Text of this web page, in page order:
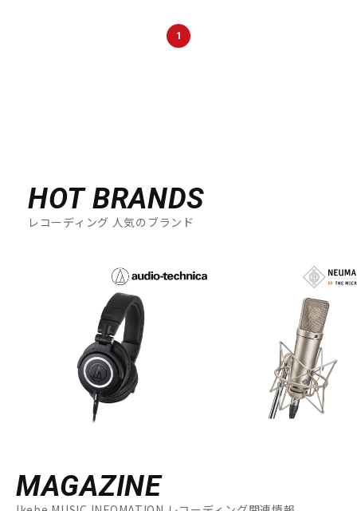
1
HOT BRANDS
レコーディング 人気のブランド
MAGAZINE